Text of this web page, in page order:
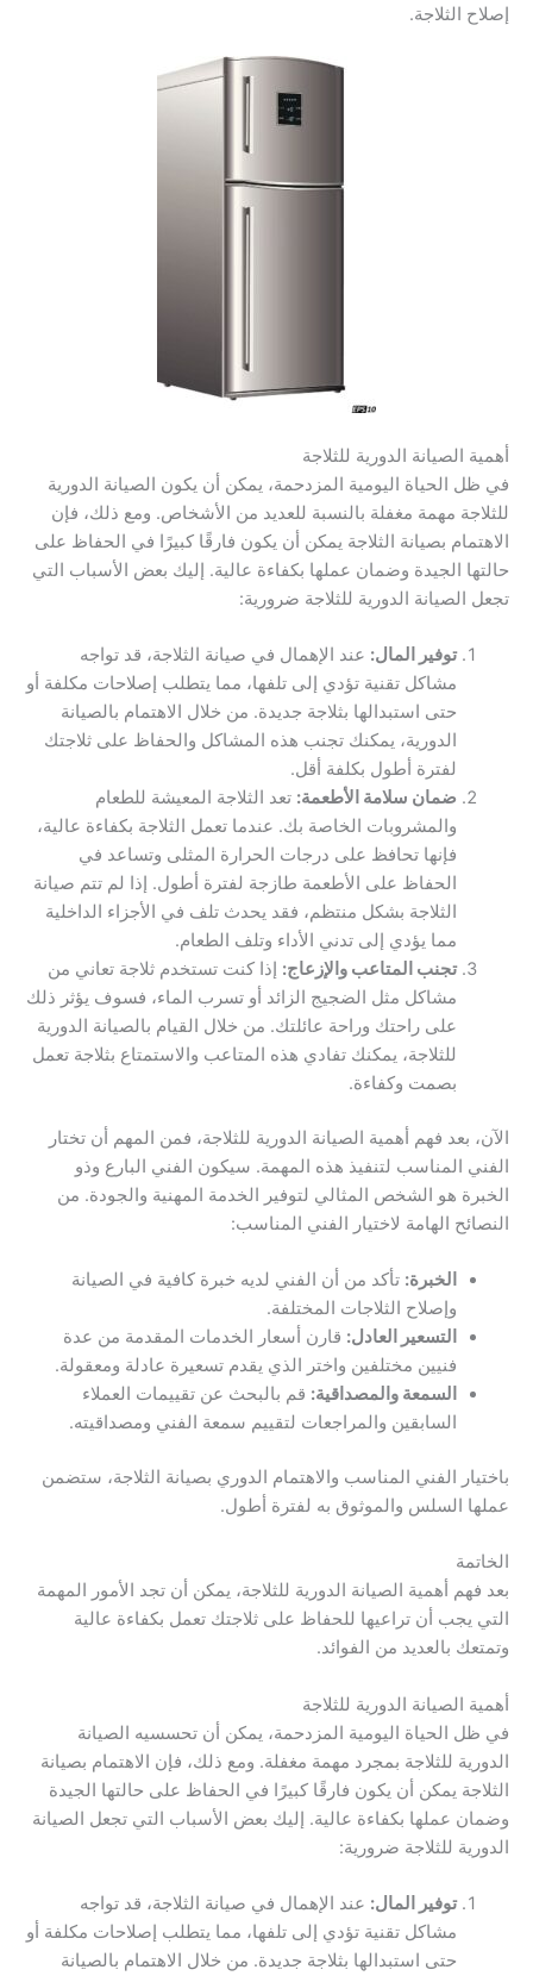
إصلاح الثلاجة.
أهمية الصيانة الدورية للثلاجة
في ظل الحياة اليومية المزدحمة، يمكن أن يكون الصيانة الدورية
للثلاجة مهمة مغفلة بالنسبة للعديد من الأشخاص. ومع ذلك، فإن
الاهتمام بصيانة الثلاجة يمكن أن يكون فارقًا كبيرًا في الحفاظ على
حالتها الجيدة وضمان عملها بكفاءة عالية. إليك بعض الأسباب التي
تجعل الصيانة الدورية للثلاجة ضرورية:
توفير المال: عند الإهمال في صيانة الثلاجة، قد تواجه
مشاكل تقنية تؤدي إلى تلفها، مما يتطلب إصلاحات مكلفة أو
حتى استبدالها بثلاجة جديدة. من خلال الاهتمام بالصيانة
الدورية، يمكنك تجنب هذه المشاكل والحفاظ على ثلاجتك
لفترة أطول بكلفة أقل.
ضمان سلامة الأطعمة: تعد الثلاجة المعيشة للطعام
والمشروبات الخاصة بك. عندما تعمل الثلاجة بكفاءة عالية،
فإنها تحافظ على درجات الحرارة المثلى وتساعد في
الحفاظ على الأطعمة طازجة لفترة أطول. إذا لم تتم صيانة
الثلاجة بشكل منتظم، فقد يحدث تلف في الأجزاء الداخلية
مما يؤدي إلى تدني الأداء وتلف الطعام.
تجنب المتاعب والإزعاج: إذا كنت تستخدم ثلاجة تعاني من
مشاكل مثل الضجيج الزائد أو تسرب الماء، فسوف يؤثر ذلك
على راحتك وراحة عائلتك. من خلال القيام بالصيانة الدورية
للثلاجة، يمكنك تفادي هذه المتاعب والاستمتاع بثلاجة تعمل
بصمت وكفاءة.
الآن، بعد فهم أهمية الصيانة الدورية للثلاجة، فمن المهم أن تختار
الفني المناسب لتنفيذ هذه المهمة. سيكون الفني البارع وذو
الخبرة هو الشخص المثالي لتوفير الخدمة المهنية والجودة. من
النصائح الهامة لاختيار الفني المناسب:
الخبرة: تأكد من أن الفني لديه خبرة كافية في الصيانة
وإصلاح الثلاجات المختلفة.
التسعير العادل: قارن أسعار الخدمات المقدمة من عدة
فنيين مختلفين واختر الذي يقدم تسعيرة عادلة ومعقولة.
السمعة والمصداقية: قم بالبحث عن تقييمات العملاء
السابقين والمراجعات لتقييم سمعة الفني ومصداقيته.
باختيار الفني المناسب والاهتمام الدوري بصيانة الثلاجة، ستضمن
عملها السلس والموثوق به لفترة أطول.
الخاتمة
بعد فهم أهمية الصيانة الدورية للثلاجة، يمكن أن تجد الأمور المهمة
التي يجب أن تراعيها للحفاظ على ثلاجتك تعمل بكفاءة عالية
وتمتعك بالعديد من الفوائد.
أهمية الصيانة الدورية للثلاجة
في ظل الحياة اليومية المزدحمة، يمكن أن تحسسيه الصيانة
الدورية للثلاجة بمجرد مهمة مغفلة. ومع ذلك، فإن الاهتمام بصيانة
الثلاجة يمكن أن يكون فارقًا كبيرًا في الحفاظ على حالتها الجيدة
وضمان عملها بكفاءة عالية. إليك بعض الأسباب التي تجعل الصيانة
الدورية للثلاجة ضرورية:
توفير المال: عند الإهمال في صيانة الثلاجة، قد تواجه
مشاكل تقنية تؤدي إلى تلفها، مما يتطلب إصلاحات مكلفة أو
حتى استبدالها بثلاجة جديدة. من خلال الاهتمام بالصيانة